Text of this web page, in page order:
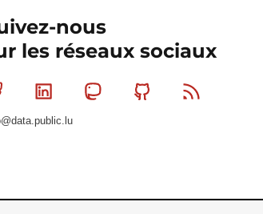
nous
les réseaux sociaux
Bluesky Linkedin MastodonGithub